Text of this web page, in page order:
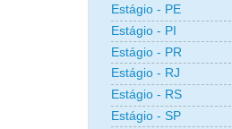
Estágio - PE
Estágio - PI
Estágio - PR
Estágio - RJ
Estágio - RS
Estágio - SP